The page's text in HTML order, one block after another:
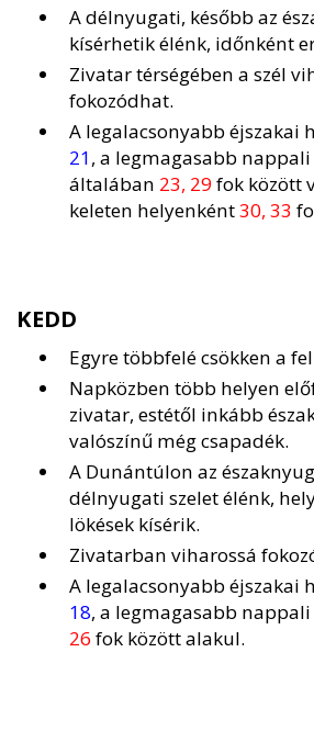
A délnyugati, később az
kísérhetik élénk, időnként
Zivatar térségében a szél
fokozódhat.
A legalacsonyabb éjszakai
21, a legmagasabb
általában 23, 29fok között
keleten helyenként30, 33
KEDD
Egyre többfelé csökken a
Napközben több helyen
zivatar, estétől inkább
valószínű még csapadék.
A Dunántúlon az
délnyugati szelet élénk,
lökések kísérik.
Zivatarban viharossá
A legalacsonyabb éjszakai
18, a legmagasabb
26 fok között alakul.